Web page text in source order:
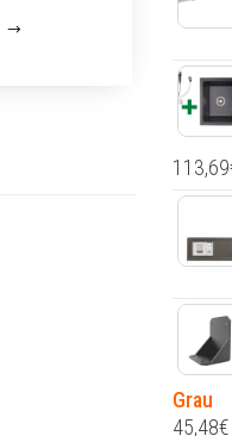
113,69
Grau
45,48€